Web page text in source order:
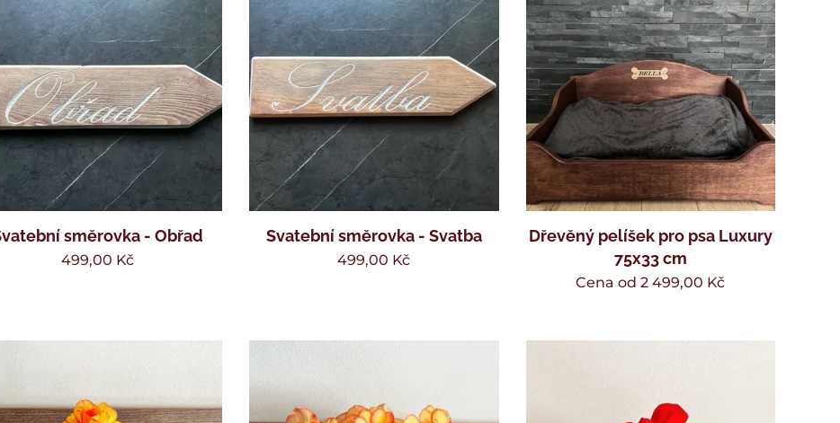
směrovka - Obřad
499,00 Kč
Svatební směrovka - Svatba
499,00 Kč
Dřevěný pelíšek pro psa Luxury
75x33 cm
Cena od2 499,00 Kč